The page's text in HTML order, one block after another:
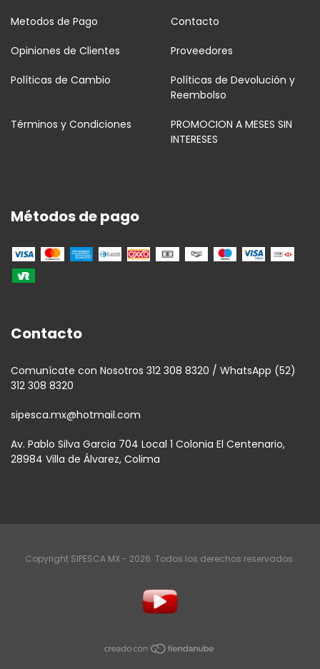
Metodos de Pago Contacto
Opiniones de Clientes Proveedores
Políticas de Cambio
Políticas de Devolución y
Reembolso
Términos y Condiciones
PROMOCION A MESES SIN
INTERESES
Métodos de pago
Contacto
Comunícate con Nosotros 312 308 8320 / WhatsApp (52)
312 308 8320
sipesca.mx@hotmail.com
Av. Pablo Silva Garcia 704 Local 1 Colonia El Centenario,
28984 Villa de Álvarez, Colima
Copyright SIPESCA MX - 2026. Todos los derechos reservados.